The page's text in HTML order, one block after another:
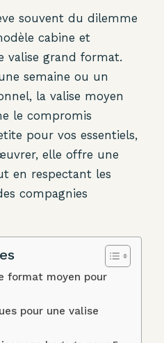
souvent du dilemme
cabine et
valise grand format.
semaine ou un
la valise moyen
le compromis
pour vos essentiels,
elle offre une
en respectant les
compagnies
format moyen pour
pour une valise